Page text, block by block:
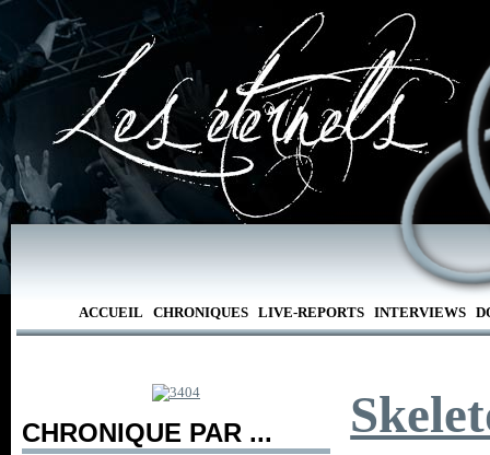
ACCUEIL CHRONIQUES LIVE-REPORTS INTERVIEWS
CHRONIQUE PAR ...